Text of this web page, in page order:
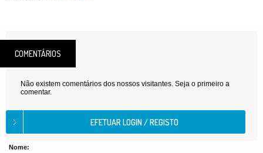
COMENTÁRIOS
Não existem comentários dos nossos visitantes. Seja o primeiro a
comentar.
Nome: